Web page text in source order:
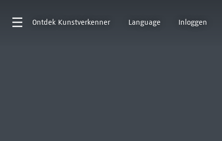
Ontdek Kunstverkenner Language Inloggen